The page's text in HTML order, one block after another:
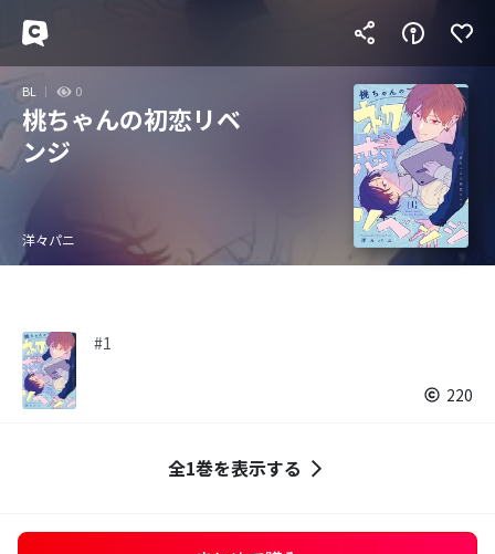
BL 0
桃ちゃんの初恋リベ
ンジ
洋々パニ
#1
220
全1巻を表示する